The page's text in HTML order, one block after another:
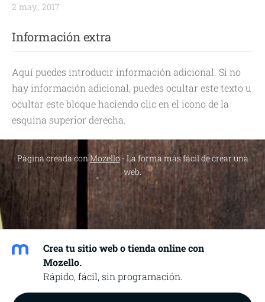
2 may., 2017
Información extra
Aquí puedes introducir información adicional. Si no
hay información adicional, puedes ocultar este texto u
ocultar este bloque haciendo clic en el icono de la
esquina superior derecha.
Página creada conMozello- La forma más fácil de crear una
web.
Crea tu sitio web o tienda online con
Mozello.
Rápido, fácil, sin programación.